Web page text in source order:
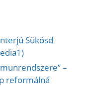
Sükösd
–
reformálná